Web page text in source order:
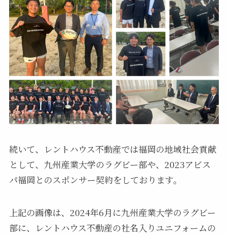
続いて、レントハウス不動産では福岡の地域社会貢献
として、九州産業大学のラグビー部や、2023アビス
パ福岡とのスポンサー契約をしております。
上記の画像は、2024年6月に九州産業大学のラグビー
部に、レントハウス不動産の社名入りユニフォームの